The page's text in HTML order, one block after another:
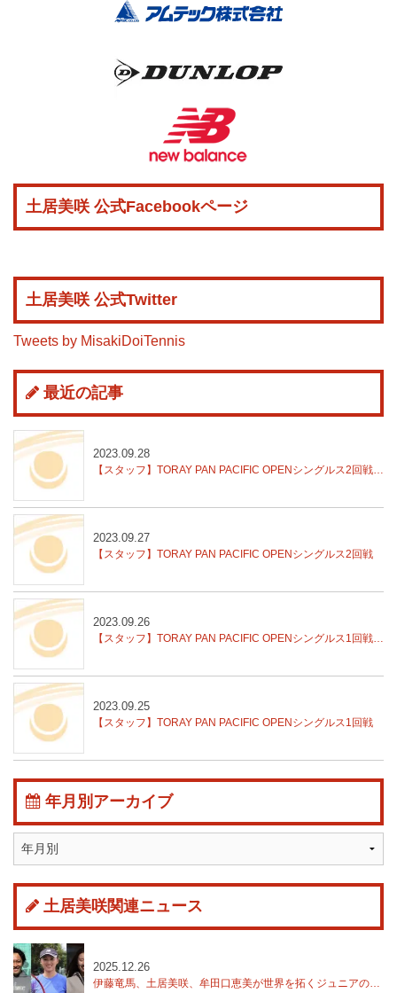
土居美咲 公式Facebookページ
土居美咲 公式Twitter
Tweets by MisakiDoiTennis
最近の記事
【スタッフ】TORAY PAN PACIFIC OPENシングルス2回戦結果
2023.09.28
【スタッフ】TORAY PAN PACIFIC OPENシングルス2回戦
2023.09.27
【スタッフ】TORAY PAN PACIFIC OPENシングルス1回戦結果
2023.09.26
【スタッフ】TORAY PAN PACIFIC OPENシングルス1回戦
2023.09.25
年月別アーカイブ
土居美咲関連ニュース
伊藤竜馬、土居美咲、牟田口恵美が世界を拓くジュニアの才能を支援する「SmartDrive Rising Stars Project」
2025.12.26